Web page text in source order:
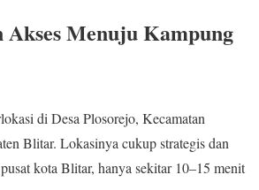
Akses Menuju Kampung
di Desa Plosorejo, Kecamatan
Blitar. Lokasinya cukup strategis dan
kota Blitar, hanya sekitar 10–15 menit